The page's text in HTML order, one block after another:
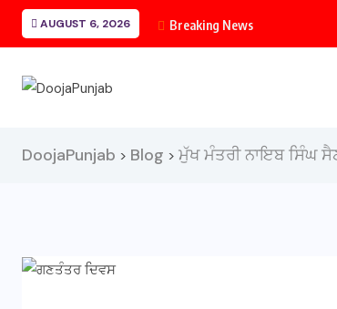
AUGUST 6, 2026 Breaking News
DoojaPunjab > Blog > ਮੁੱਖ ਮੰਤਰੀ ਨਾਇਬ ਸਿੰਘ